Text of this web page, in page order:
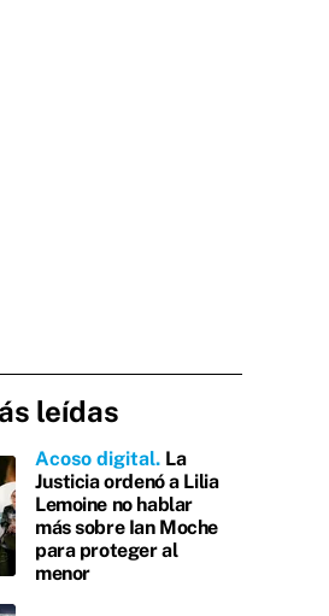
leídas
Acoso digital La
Justicia ordenó a Lilia
Lemoine no hablar
más sobre Ian Moche
para proteger al
menor